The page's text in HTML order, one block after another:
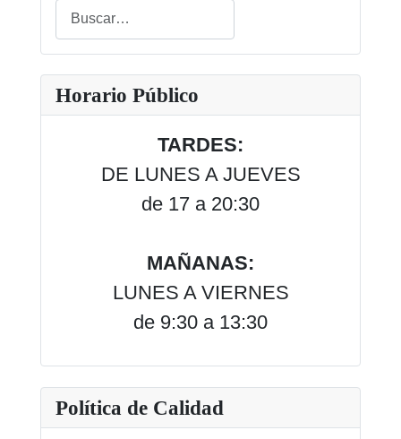
Buscar
Type 2 or more characters for results.
Horario Público
TARDES:
DE LUNES A JUEVES
de 17 a 20:30
MAÑANAS:
LUNES A VIERNES
de 9:30 a 13:30
Política de Calidad